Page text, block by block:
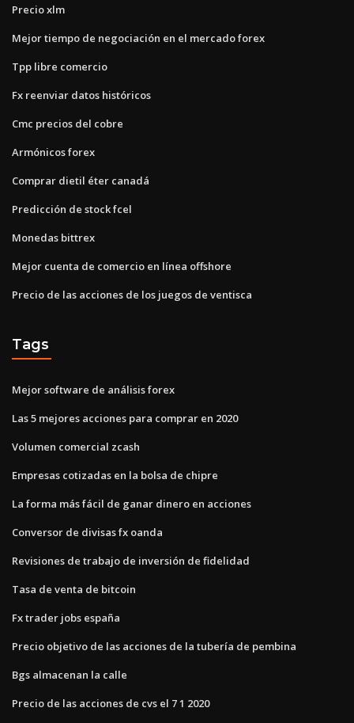
Precio xlm
Mejor tiempo de negociación en el mercado forex
Tpp libre comercio
Fx reenviar datos históricos
Cmc precios del cobre
Armónicos forex
Comprar dietil éter canadá
Predicción de stock fcel
Monedas bittrex
Mejor cuenta de comercio en línea offshore
Precio de las acciones de los juegos de ventisca
Tags
Mejor software de análisis forex
Las 5 mejores acciones para comprar en 2020
Volumen comercial zcash
Empresas cotizadas en la bolsa de chipre
La forma más fácil de ganar dinero en acciones
Conversor de divisas fx oanda
Revisiones de trabajo de inversión de fidelidad
Tasa de venta de bitcoin
Fx trader jobs españa
Precio objetivo de las acciones de la tubería de pembina
Bgs almacenan la calle
Precio de las acciones de cvs el 7 1 2020